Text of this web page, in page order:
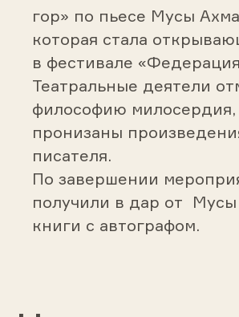
гор» по пьесе Мусы
которая стала
в фестивале
Театральные деятели
философию милосердия,
пронизаны
писателя.
По завершении
получили в дар от
книги с автографом.